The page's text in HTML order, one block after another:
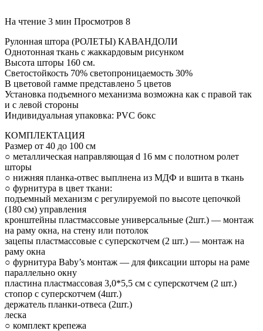
На чтение 3 мин Просмотров 8
Рулонная штора (РОЛЕТЫ) КАВАНДОЛИ
Однотонная ткань с жаккардовым рисунком
Высота шторы 160 см.
Светостойкость 70% светопроницаемость 30%
В цветовой гамме представлено 5 цветов
Установка подъемного механизма возможна как с правой так
и с левой стороны
Индивидуальная упаковка: PVC бокс
КОМПЛЕКТАЦИЯ
Размер от 40 до 100 см
○ металлическая направляющая d 16 мм с полотном ролет
шторы
○ нижняя планка-отвес выплнена из МДФ и вшита в ткань
○ фурнитура в цвет ткани:
подъемный механизм с регулируемой по высоте цепочкой
(180 см) управления
кронштейны пластмассовые универсальные (2шт.) — монтаж
на раму окна, на стену или потолок
зацепы пластмассовые с суперскотчем (2 шт.) — монтаж на
раму окна
○ фурнитура Baby’s монтаж — для фиксации шторы на раме
параллельно окну
пластина пластмассовая 3,0*5,5 см с суперскотчем (2 шт.)
стопор с суперскотчем (4шт.)
держатель планки-отвеса (2шт.)
леска
○ комплект крепежа